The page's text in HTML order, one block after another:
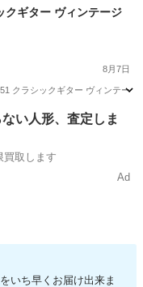
クギター ヴィンテージ
8月7日
クラシックギター ヴィンテー
い人形、査定しま
買取します
Ad
いち早くお届け出来ま